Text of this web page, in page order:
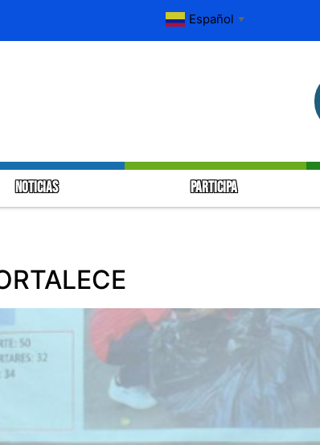
Español ▼
NOTICIAS PARTICIPA